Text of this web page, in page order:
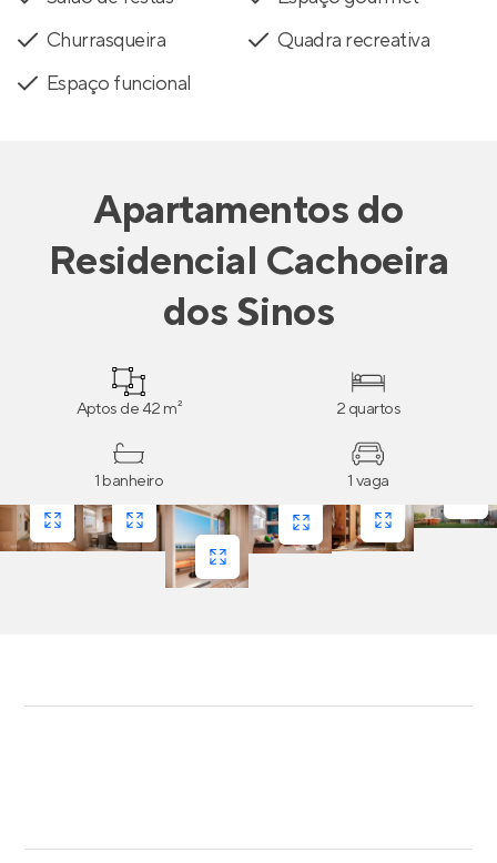
Churrasqueira
Quadra recreativa
Espaço funcional
Apartamentosdo
Residencial Cachoeira
dos Sinos
Aptos de 42 m² 2 quartos
1 banheiro 1 vaga